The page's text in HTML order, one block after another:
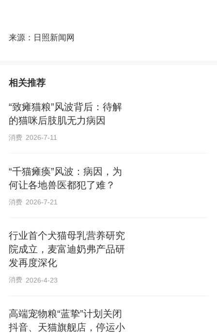
来源：日照新闻网
相关推荐
“致瘫猫粮”风波背后：待解
的猫咪后肢肌无力病因
消费 2026-7-11
“千猫瘫痪”风波：病因，为
何让各地兽医都犯了难？
消费 2026-7-21
行业首个犬猫母乳营养研究
院成立，麦富迪奶弗产品研
发再度深化
消费 2026-4-23
高端宠物粮“蓝挚”计划关闭
抖音、天猫旗舰店，停运小